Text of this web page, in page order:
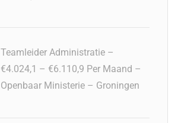
Teamleider Administratie –
€4.024,1 – €6.110,9 Per Maand –
Openbaar Ministerie – Groningen